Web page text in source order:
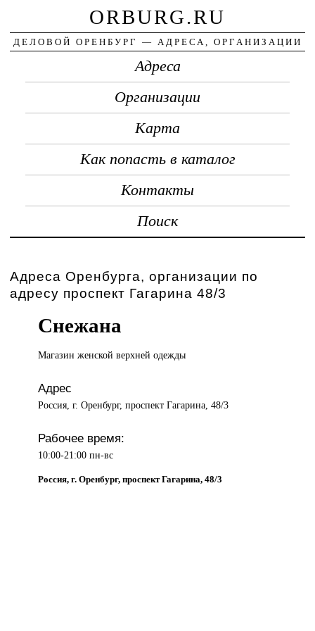
ORBURG.RU
ДЕЛОВОЙ ОРЕНБУРГ — АДРЕСА, ОРГАНИЗАЦИИ
Адреса
Организации
Карта
Как попасть в каталог
Контакты
Поиск
Адреса Оренбурга, организации по
адресу проспект Гагарина 48/3
Снежана
Магазин женскойверхней одежды
Адрес
Россия, г. Оренбург, проспект Гагарина, 48/3
Рабочее время:
10:00-21:00 пн-вс
Россия, г. Оренбург, проспект Гагарина, 48/3